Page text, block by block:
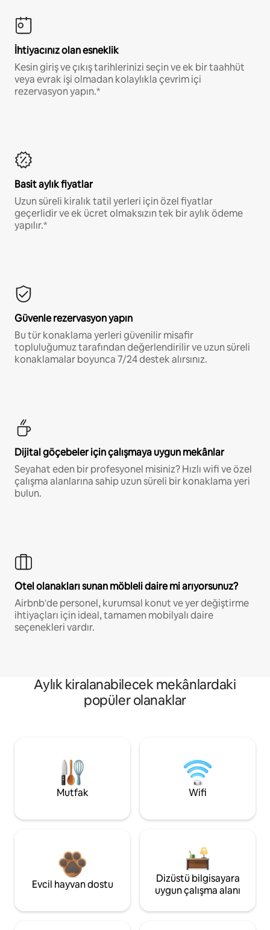
İhtiyacınız olan esneklik
Kesin giriş ve çıkış tarihlerinizi seçin ve ek bir taahhüt
veya evrak işi olmadan kolaylıkla çevrim içi
rezervasyon yapın.*
Basit aylık fiyatlar
Uzun süreli kiralık tatil yerleri için özel fiyatlar
geçerlidir ve ek ücret olmaksızın tek bir aylık ödeme
yapılır.*
Güvenle rezervasyon yapın
Bu tür konaklama yerleri güvenilir misafir
topluluğumuz tarafından değerlendirilir ve uzun süreli
konaklamalar boyunca 7/24 destek alırsınız.
Dijital göçebeler için çalışmaya uygun mekânlar
Seyahat eden bir profesyonel misiniz? Hızlı wifi ve özel
çalışma alanlarına sahip uzun süreli bir konaklama yeri
bulun.
Otel olanakları sunan möbleli daire mi arıyorsunuz?
Airbnb'de personel, kurumsal konut ve yer değiştirme
ihtiyaçları için ideal, tamamen mobilyalı daire
seçenekleri vardır.
Aylık kiralanabilecek mekânlardaki
popüler olanaklar
Mutfak Wifi
Evcil hayvan dostu
Dizüstü bilgisayara
uygun çalışma alanı